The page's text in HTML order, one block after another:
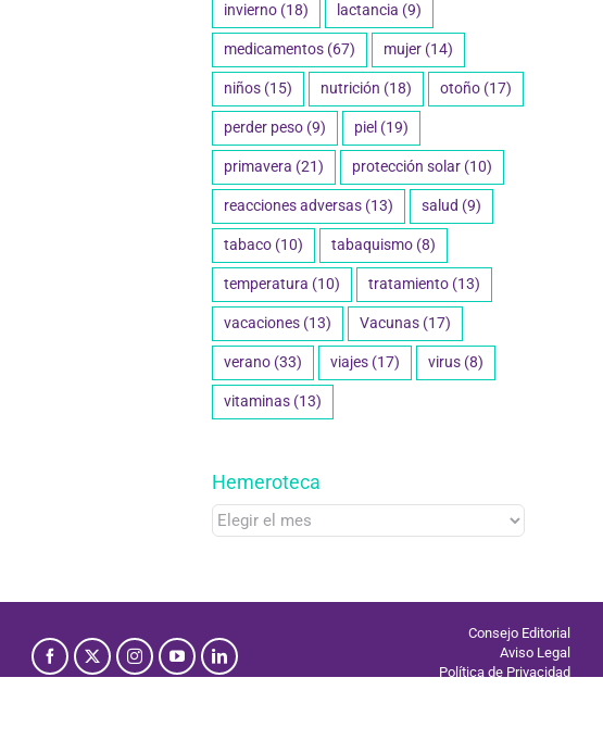
invierno (18) lactancia (9)
medicamentos (67) mujer (14)
niños (15) nutrición (18) otoño (17)
perder peso (9) piel (19)
primavera (21) protección solar (10)
reacciones adversas (13) salud (9)
tabaco (10) tabaquismo (8)
temperatura (10) tratamiento (13)
vacaciones (13) Vacunas (17)
verano (33) viajes (17) virus (8)
vitaminas (13)
Hemeroteca
Hemeroteca
Consejo Editorial
Aviso Legal
Política de Privacidad